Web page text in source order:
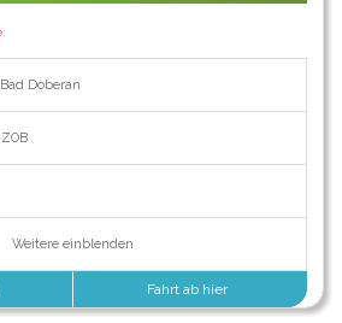
Doberan
Weitere einblenden
Fahrt ab hier